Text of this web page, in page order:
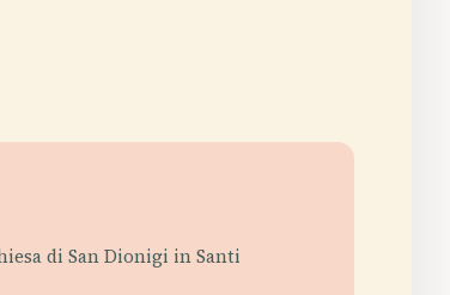
di San Dionigi in Santi